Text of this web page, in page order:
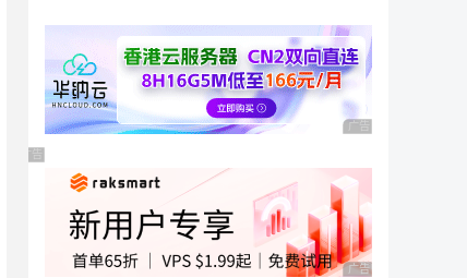
广告 商业广告，理性
广告 商业广告，理性选择
广告 商业广告，理性